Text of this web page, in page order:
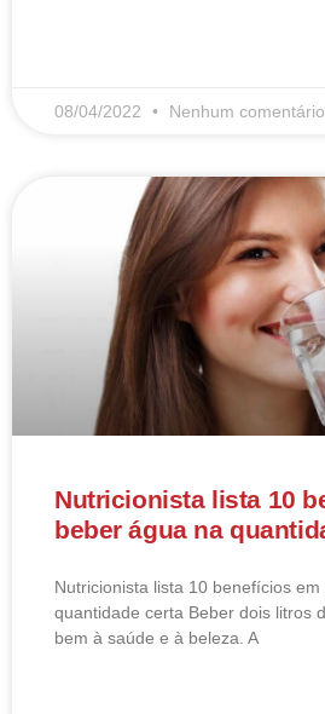
08/04/2022 Nenhum comentário
Nutricionista lista 10
beber água na
Nutricionista lista 10 benefícios
quantidade certa Beber dois litros
bem à saúde e à beleza. A